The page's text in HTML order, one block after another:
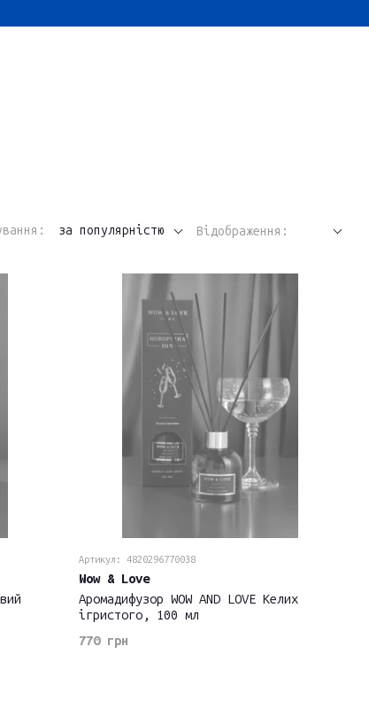
за популярністю Відображення:
Артикул: 4820296770038
Wow & Love
Аромадифузор WOW AND LOVE Келих
ігристого, 100 мл
770 грн